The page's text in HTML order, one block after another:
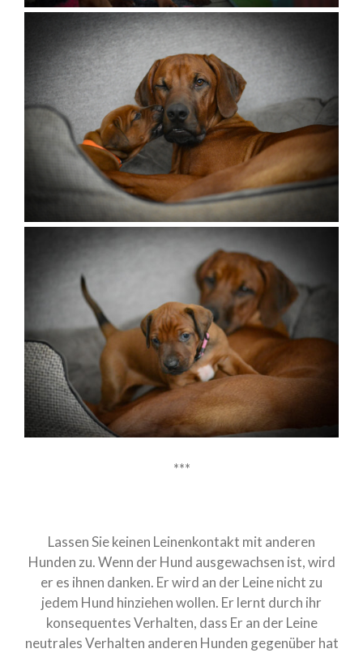
***
Lassen Sie keinen Leinenkontakt mit anderen
Hunden zu. Wenn der Hund ausgewachsen ist, wird
er es ihnen danken. Er wird an der Leine nicht zu
jedem Hund hinziehen wollen. Er lernt durch ihr
konsequentes Verhalten, dass Er an der Leine
neutrales Verhalten anderen Hunden gegenüber hat